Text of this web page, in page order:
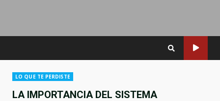
LO QUE TE PERDISTE
LA IMPORTANCIA DEL SISTEMA